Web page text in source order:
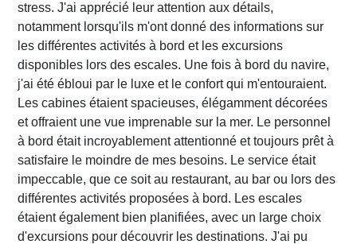
stress. J'ai apprécié leur attention aux détails,
notamment lorsqu'ils m'ont donné des informations sur
les différentes activités à bord et les excursions
disponibles lors des escales. Une fois à bord du navire,
j'ai été ébloui par le luxe et le confort qui m'entouraient.
Les cabines étaient spacieuses, élégamment décorées
et offraient une vue imprenable sur la mer. Le personnel
à bord était incroyablement attentionné et toujours prêt à
satisfaire le moindre de mes besoins. Le service était
impeccable, que ce soit au restaurant, au bar ou lors des
différentes activités proposées à bord. Les escales
étaient également bien planifiées, avec un large choix
d'excursions pour découvrir les destinations. J'ai pu